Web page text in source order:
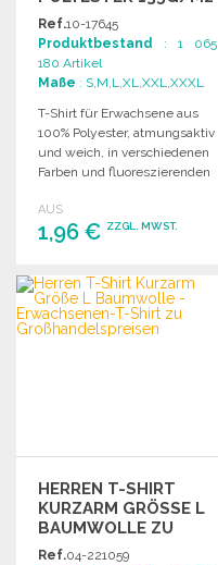
Ref.10-17645
Produktbestand : 1 065
180 Artikel
Maße : S,M,L,XL,XXL,XXXL
T-Shirt für Erwachsene aus
100% Polyester, atmungsaktiv
und weich, in verschiedenen
Farben und fluoreszierenden
XXL.
AUS
1,96 € ZZGL. MWST.
BESTELLEN
Angebot anfordern
HERREN T-SHIRT
KURZARM GRÖSSE L B
AUMWOLLE ZU G
ROSSHANDELSPREISEN
Ref.04-221059